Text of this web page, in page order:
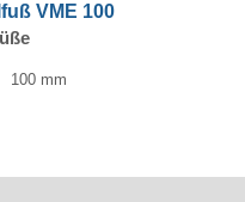
VME 100
100 mm